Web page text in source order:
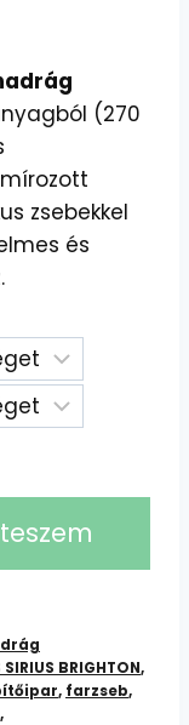
(270
zsebekkel
és
SIRIUS BRIGHTON,
, farzseb,
,